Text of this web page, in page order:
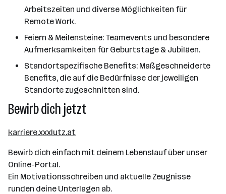
Arbeitszeiten und diverse Möglichkeiten für
Remote Work.
Feiern & Meilensteine: Teamevents und besondere
Aufmerksamkeiten für Geburtstage & Jubiläen.
Standortspezifische Benefits: Maßgeschneiderte
Benefits, die auf die Bedürfnisse der jeweiligen
Standorte zugeschnitten sind.
Bewirb dich jetzt
karriere.xxxlutz.at
Bewirb dich einfach mit deinem Lebenslauf über unser
Online-Portal.
Ein Motivationsschreiben und aktuelle Zeugnisse
runden deine Unterlagen ab.